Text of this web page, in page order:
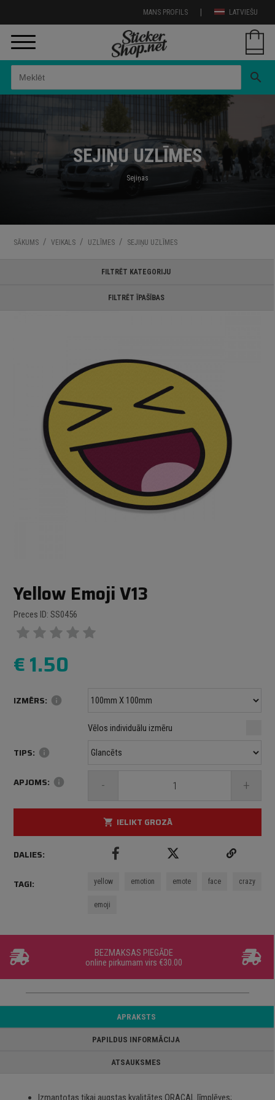
LATVIEŠU
|
MANS PROFILS
search
SEJIŅU UZLĪMES
Sejiņas
SĀKUMS / VEIKALS / UZLĪMES / SEJIŅU UZLĪMES
FILTRĒT KATEGORIJU
FILTRĒT ĪPAŠĪBAS
Yellow Emoji V13
Preces ID: SS0456
€1.50
IZMĒRS: info
mm mm
Maksimālais izmērs: 1000 mm
Vēlos individuālu izmēru
TIPS: info
APJOMS: info - +
shopping_cart IELIKT GROZĀ
DALIES:
TAGI: yellow emotion emote face crazy
emoji
BEZMAKSAS PIEGĀDE
online pirkumam virs €30.00
APRAKSTS
PAPILDUS INFORMĀCIJA
ATSAUKSMES
Izmantotas tikai augstas kvalitātes ORACAL līmplēves;